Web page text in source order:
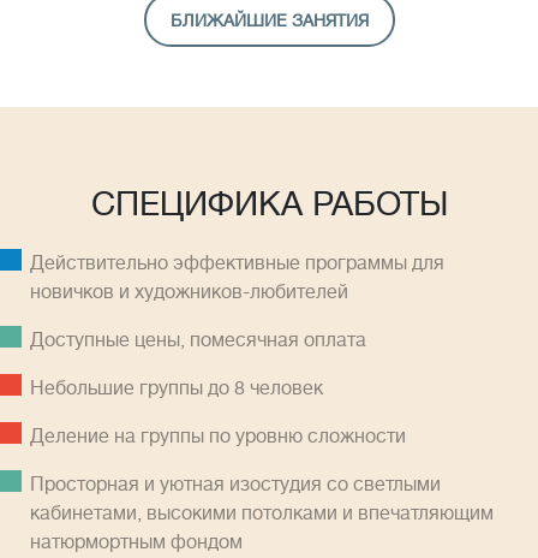
БЛИЖАЙШИЕ ЗАНЯТИЯ
СПЕЦИФИКА РАБОТЫ
Действительно эффективные программы для
новичков и художников-любителей
Доступные цены, помесячная оплатa
Небольшие группы до 8 человек
Деление на группы по уровню сложности
Просторная и уютная изостудия со светлыми
кабинетами, высокими потолками и впечатляющим
натюрмортным фондом